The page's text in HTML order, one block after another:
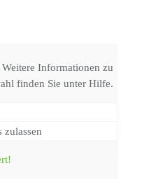
Informationen zu
finden Sie unter Hilfe.
zulassen